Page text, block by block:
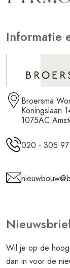
Informatie
Broersma
Koningslaan
1075AC
020 - 305
Wil je op de
dan in voor de